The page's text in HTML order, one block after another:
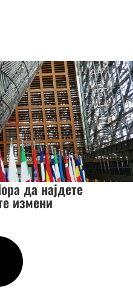
да најдете
измени